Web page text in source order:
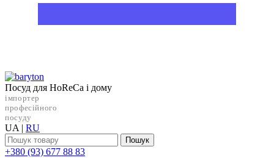
Посуд для HoReCa і дому
імпортер
професійного
посуду
UA | RU
Пошук
+38‎0 (93) 677 88 83